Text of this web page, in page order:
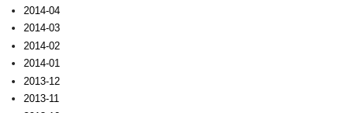
2014-04
2014-03
2014-02
2014-01
2013-12
2013-11